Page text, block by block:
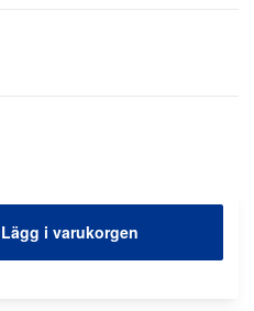
Lägg i varukorgen